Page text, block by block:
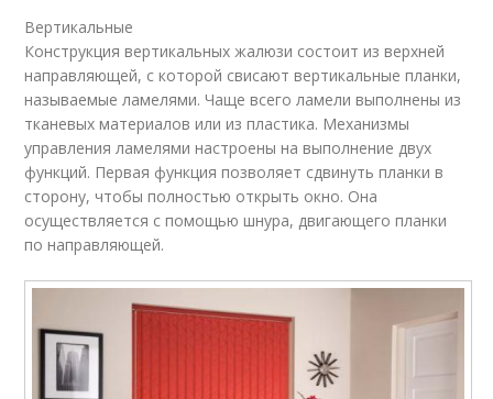
Вертикальные
Конструкция вертикальных жалюзи состоит из верхней
направляющей, с которой свисают вертикальные планки,
называемые ламелями. Чаще всего ламели выполнены из
тканевых материалов или из пластика. Механизмы
управления ламелями настроены на выполнение двух
функций. Первая функция позволяет сдвинуть планки в
сторону, чтобы полностью открыть окно. Она
осуществляется с помощью шнура, двигающего планки
по направляющей.